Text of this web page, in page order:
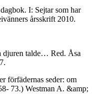
I: Sejtar som har
årsskrift 2010.
djuren talde… Red. Åsa
förfädernas seder: om
73.) Westman A. &amp;